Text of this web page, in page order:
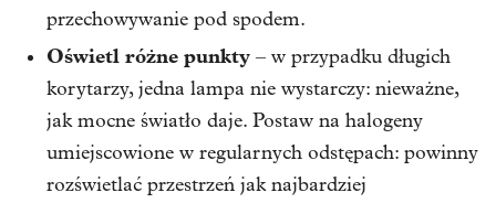
przechowywanie pod spodem.
Oświetl różne punkty – w przypadku długich
korytarzy, jedna lampa nie wystarczy: nieważne,
jak mocne światło daje. Postaw na halogeny
umiejscowione w regularnych odstępach: powinny
rozświetlać przestrzeń jak najbardziej